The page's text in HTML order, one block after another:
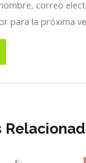
correo
para la próxima